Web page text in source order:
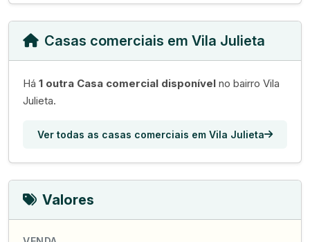
Casas comerciais em Vila Julieta
Há 1 outra Casa comercial disponível no bairro Vila
Julieta.
Ver todas as casas comerciais em Vila Julieta
Valores